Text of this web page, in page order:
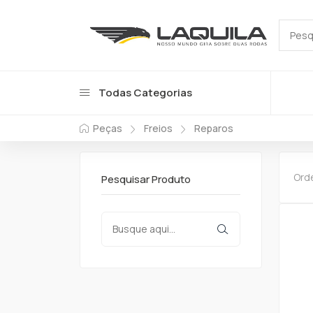
Todas Categorias
Peças Freios Reparos
Pesquisar Produto